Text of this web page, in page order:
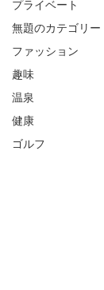
プライベート
無題のカテゴリー
ファッション
趣味
温泉
健康
ゴルフ